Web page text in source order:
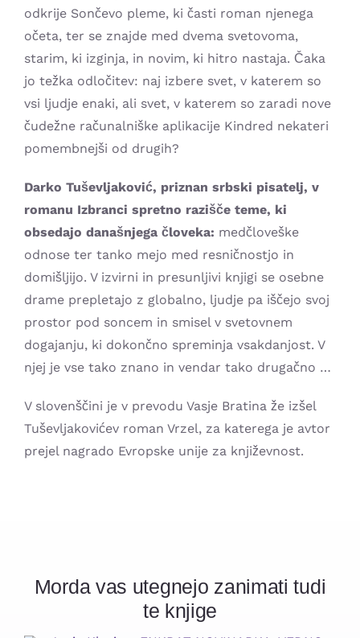
odkrije Sončevo pleme, ki časti roman njenega
očeta, ter se znajde med dvema svetovoma,
starim, ki izginja, in novim, ki hitro nastaja. Čaka
jo težka odločitev: naj izbere svet, v katerem so
vsi ljudje enaki, ali svet, v katerem so zaradi nove
čudežne računalniške aplikacije Kindred nekateri
pomembnejši od drugih?
Darko Tuševljaković, priznan srbski pisatelj, v
romanu Izbranci spretno razišče teme, ki
obsedajo današnjega človeka: medčloveške
odnose ter tanko mejo med resničnostjo in
domišljijo. V izvirni in presunljivi knjigi se osebne
drame prepletajo z globalno, ljudje pa iščejo svoj
prostor pod soncem in smisel v svetovnem
dogajanju, ki dokončno spreminja vsakdanjost. V
njej je vse tako znano in vendar tako drugačno …
V slovenščini je v prevodu Vasje Bratina že izšel
Tuševljakovićev roman Vrzel, za katerega je avtor
prejel nagrado Evropske unije za književnost.
Morda vas utegnejo zanimati tudi
te knjige